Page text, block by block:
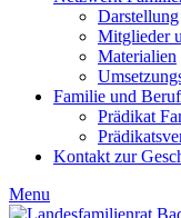
Darstellung
Mitglieder
Materialien
Familie und Beruf
Prädikat
Kontakt zur
Menu